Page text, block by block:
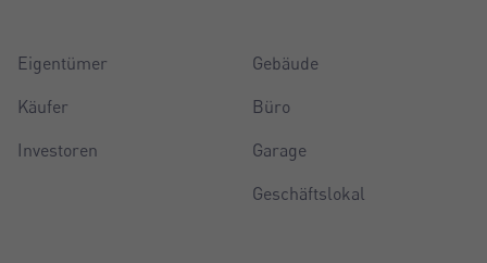
Eigentümer
Käufer
Investoren
Gebäude
Büro
Garage
Geschäftslokal